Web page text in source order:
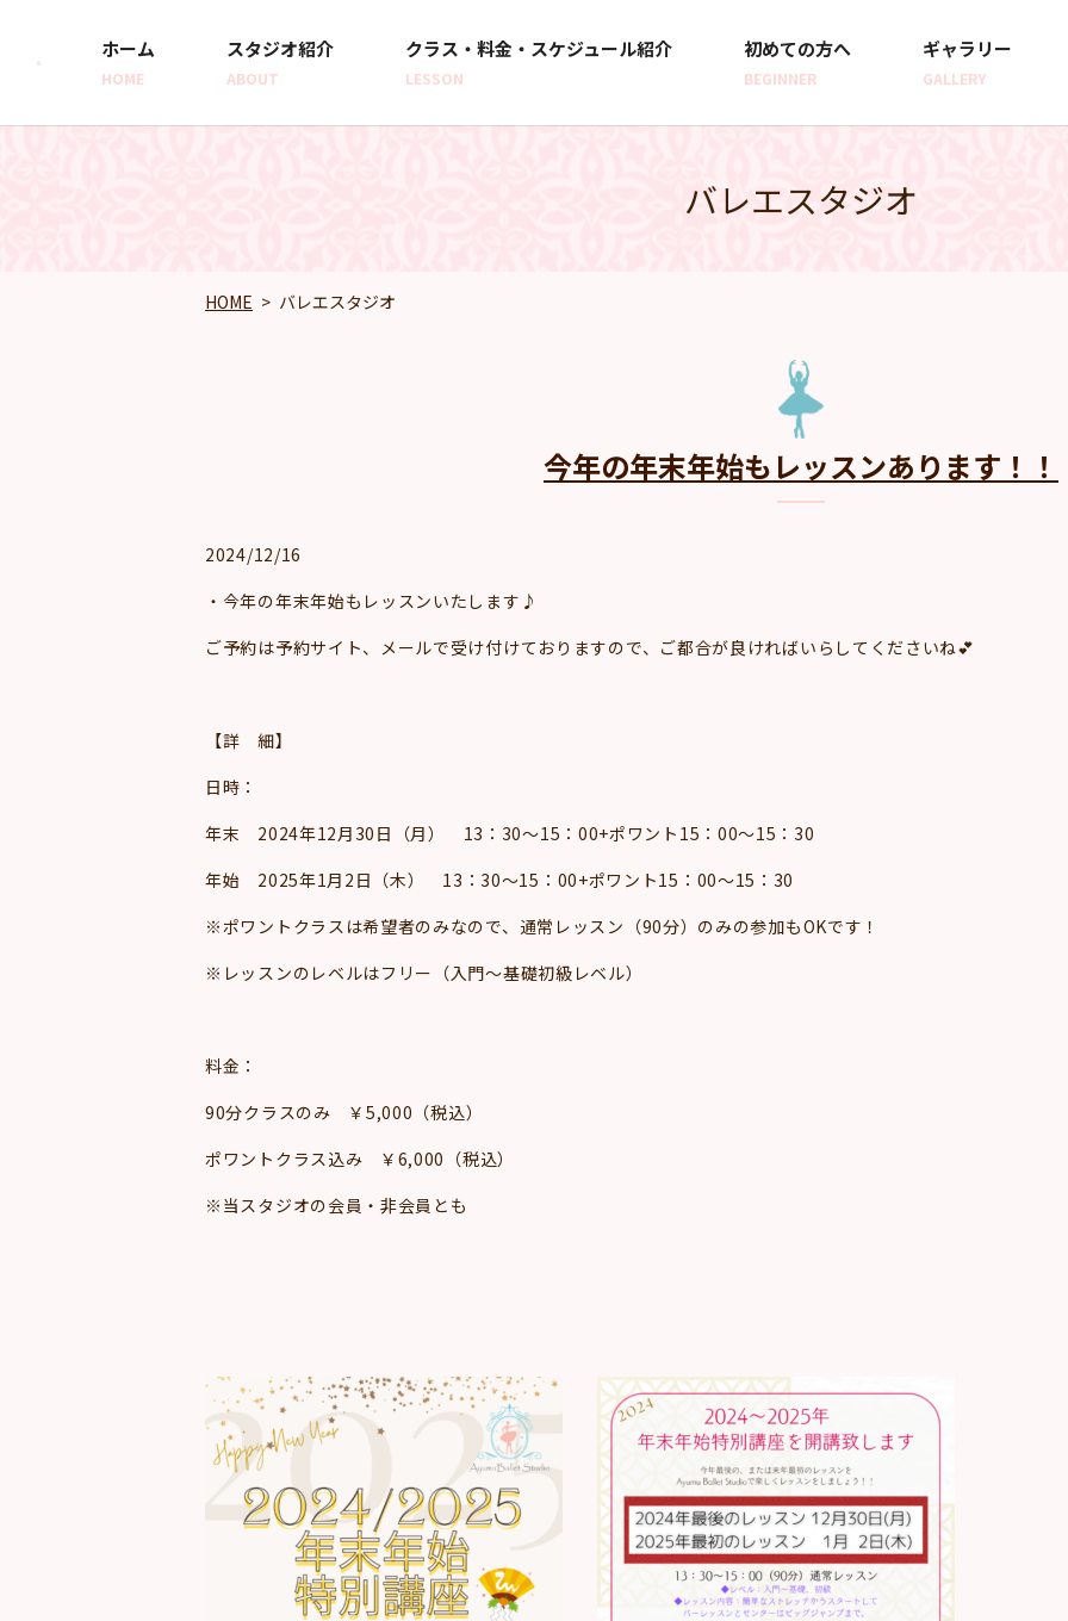
ホーム
HOME
スタジオ紹介
ABOUT
クラス・料金・スケジュール紹介
LESSON
初めての方へ
BEGINNER
ギャラリー
GALLERY
バレエスタジオ
HOME バレエスタジオ
今年の年末年始もレッスンあります！！
2024/12/16
・今年の年末年始もレッスンいたします♪
ご予約は予約サイト、メールで受け付けておりますので、ご都合が良ければいらしてくださいね💕
【詳 細】
日時：
年末 2024年12月30日（月） 13：30～15：00+ポワント15：00～15：30
年始 2025年1月2日（木） 13：30～15：00+ポワント15：00～15：30
※ポワントクラスは希望者のみなので、通常レッスン（90分）のみの参加もOKです！
※レッスンのレベルはフリー（入門～基礎初級レベル）
料金：
90分クラスのみ ￥5,000（税込）
ポワントクラス込み ￥6,000（税込）
※当スタジオの会員・非会員とも